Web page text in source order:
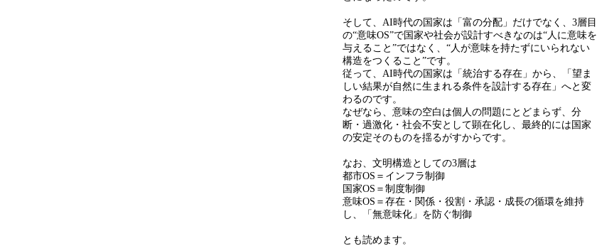
そして、 AI時代の国家は「富の分配」だけでなく、 3層目
の“意味OS”で国家や社会が設計すべきなのは“人に意味を
与えること ”ではなく、 “人が意味を持たずにいられない
構造をつくること ”です。
従って、 AI時代の国家は「統治する存在」から、「望ま
しい結果が自然に生まれる条件を設計する存在」へと変
わるのです。
なぜなら、意味の空白は個人の問題にとどまらず、分
断・過激化・社会不安として顕在化し、最終的には国家
の安定そのものを揺るがすからです。
なお、文明構造としての3層は
都市OS ＝インフラ制御
国家OS ＝制度制御
意味OS ＝存在・関係・役割・承認・成長の循環を維持
し、「無意味化」を防ぐ制御
とも読めます。